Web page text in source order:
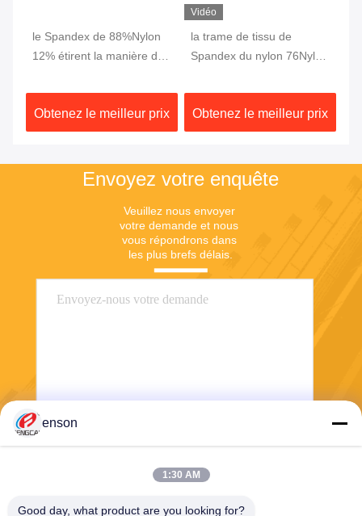
le Spandex de 88%Nylon
12% étirent la manière du
pantalons de pantalon de
vêtements
Obtenez le meilleur prix
Vidéo
la trame de tissu de
Spandex du nylon 76Nylon
couplage 230gsm
respirable de tissu
Obtenez le meilleur prix
Envoyez votre enquête
Veuillez nous envoyer
votre demande et nous
vous répondrons dans
les plus brefs délais.
Envoyez
enson
1:30 AM
Good day, what product are you looking for?